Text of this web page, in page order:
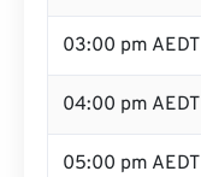
03:00 pm AEDT
04:00 pm AEDT
05:00 pm AEDT